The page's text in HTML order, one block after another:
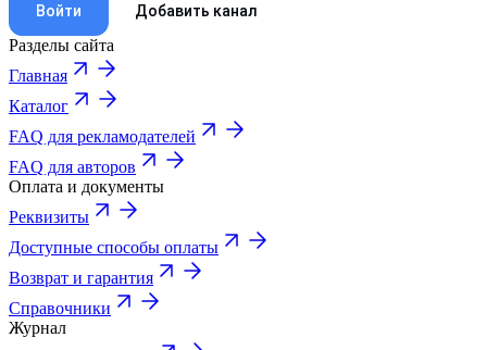
Войти Добавить канал
Разделы сайта
Главная
Каталог
FAQ для рекламодателей
FAQ для авторов
Оплата и документы
Реквизиты
Доступные способы оплаты
Возврат и гарантия
Справочники
Журнал